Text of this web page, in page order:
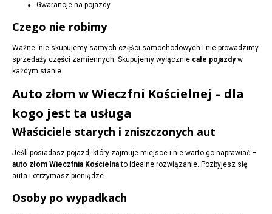
Gwarancje na pojazdy
Czego nie robimy
Ważne: nie skupujemy samych części samochodowych i nie prowadzimy
sprzedaży części zamiennych. Skupujemy wyłącznie całe pojazdyw
każdym stanie.
Auto złom w Wieczfni Kościelnej – dla
kogo jest ta usługa
Właściciele starych i zniszczonych aut
Jeśli posiadasz pojazd, który zajmuje miejsce i nie warto go naprawiać –
auto złom Wieczfnia Kościelnato idealne rozwiązanie. Pozbyjesz się
auta i otrzymasz pieniądze.
Osoby po wypadkach